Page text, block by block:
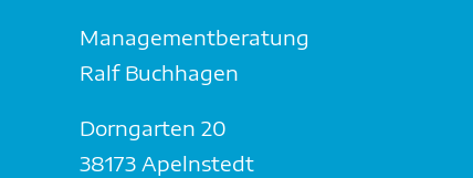
Managementberatung
Ralf Buchhagen
Dorngarten 20
38173 Apelnstedt